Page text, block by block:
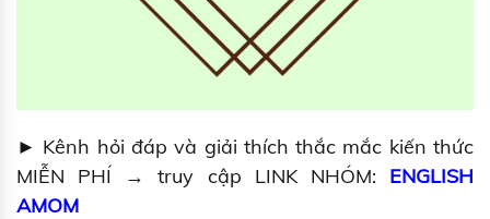
► Kênh hỏi đáp và giải thích thắc mắc kiến thức
MIỄN PHÍ → truy cập LINK NHÓM:
ENGLISH
AMOM